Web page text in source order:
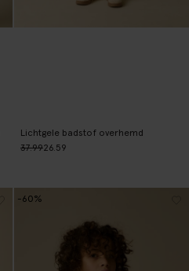
Lichtgele badstof overhemd
37.9926.59
-60%